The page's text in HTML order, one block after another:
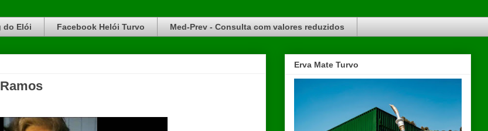
do Elói Facebook Helói Turvo Med-Prev - Consulta com valores reduzidos
Erva Mate Turvo